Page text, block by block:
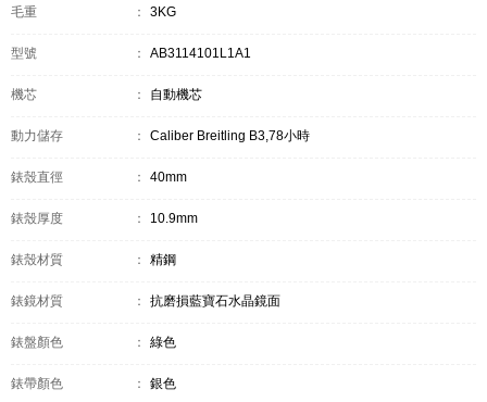
毛重 ： 3KG
型號 ： AB3114101L1A1
機芯 ： 自動機芯
動力儲存 ： Caliber Breitling B3,78小時
錶殼直徑 ： 40mm
錶殼厚度 ： 10.9mm
錶殼材質 ： 精鋼
錶鏡材質 ： 抗磨損藍寶石水晶鏡面
錶盤顏色 ： 綠色
錶帶顏色 ： 銀色